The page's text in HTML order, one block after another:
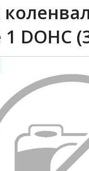
DOHC